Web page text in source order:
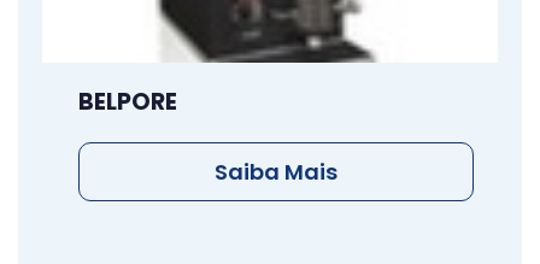
BELPORE
Saiba Mais